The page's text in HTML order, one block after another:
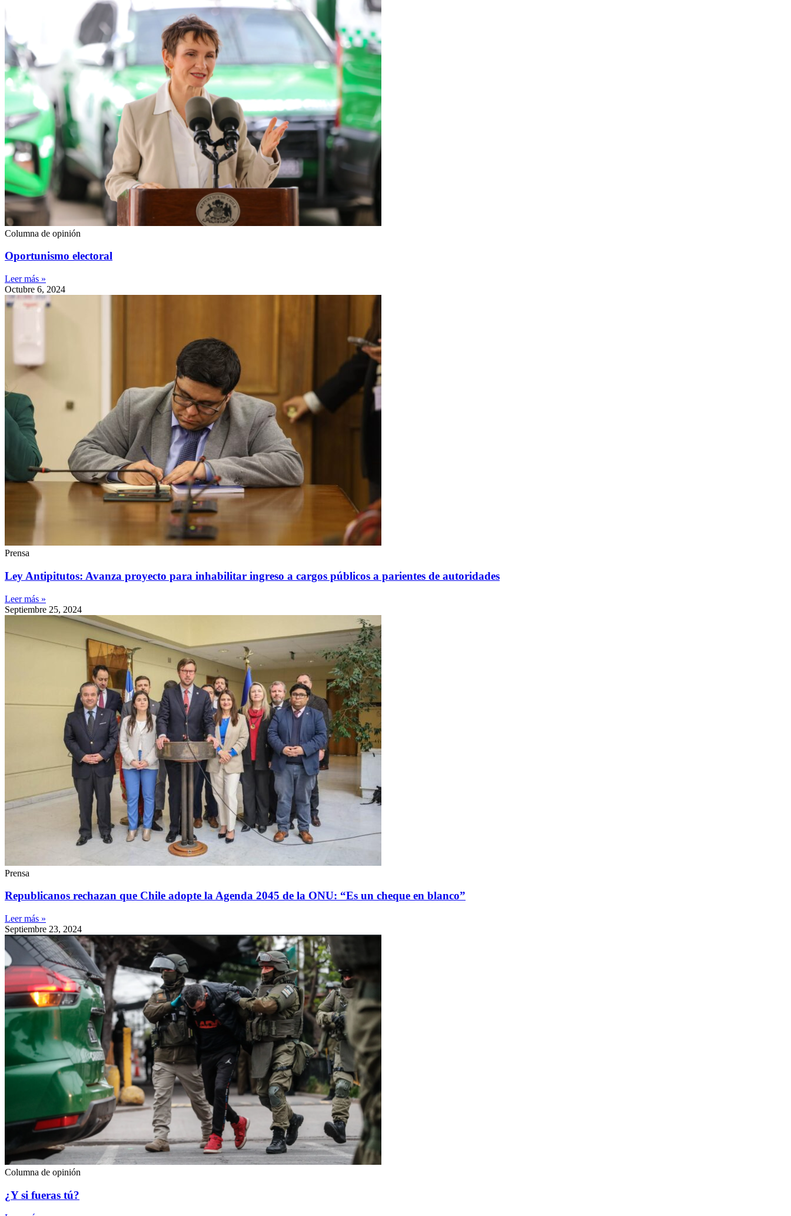
Columna de opinión
Oportunismo electoral
Leer más »
Octubre 6, 2024
Prensa
Ley Antipitutos: Avanza proyecto para inhabilitar ingreso a cargos públicos a parientes de autoridades
Leer más »
Septiembre 25, 2024
Prensa
Republicanos rechazan que Chile adopte la Agenda 2045 de la ONU: “Es un cheque en blanco”
Leer más »
Septiembre 23, 2024
Columna de opinión
¿Y si fueras tú?